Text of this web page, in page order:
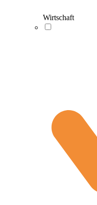
Wirtschaft